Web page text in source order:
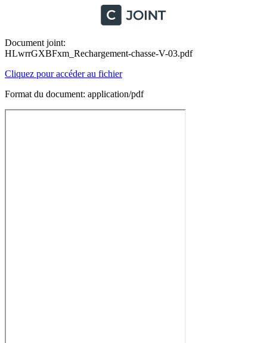
Document joint:
HLwrrGXBFxm_Rechargement-chasse-V-03.pdf
Cliquez pour accéder au fichier
Format du document: application/pdf